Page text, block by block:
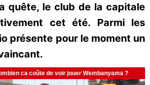
quête, le club de la capitale
cet été. Parmi les
présente pour le moment un